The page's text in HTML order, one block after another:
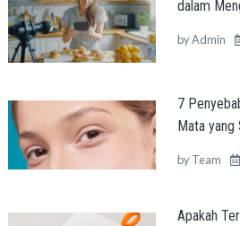
dalam
byAdmin
7
Mata yang
byTeam
Apakah